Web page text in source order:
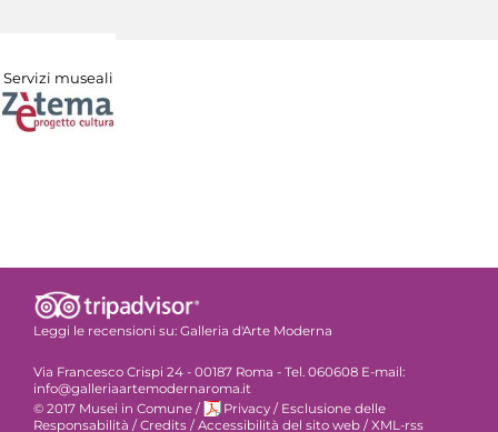
Servizi museali
Leggi le recensioni su: Galleria d'Arte Moderna
Via Francesco Crispi 24 - 00187 Roma - Tel. 060608 E-mail:
info@galleriaartemodernaroma.it
© 2017 Musei in Comune / Privacy / Esclusione delle
Responsabilità /Credits /Accessibilità del sito web /XML-rss